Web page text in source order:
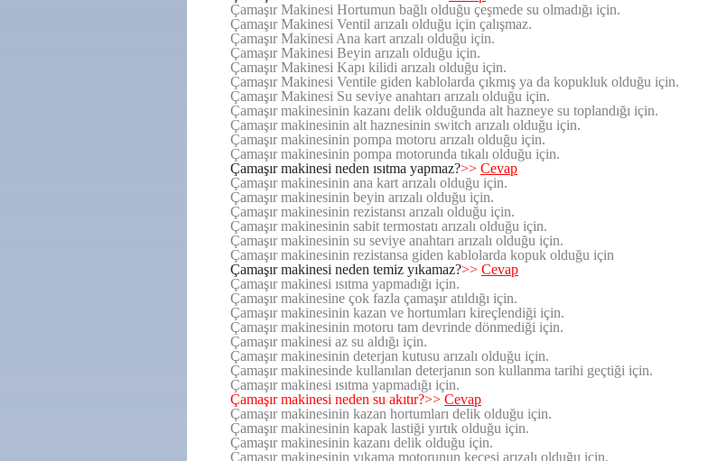
Çamaşır Makinesi Hortumun bağlı olduğu çeşmede su olmadığı için.
Çamaşır Makinesi Ventil arızalı olduğu için çalışmaz.
Çamaşır Makinesi Ana kart arızalı olduğu için.
Çamaşır Makinesi Beyin arızalı olduğu için.
Çamaşır Makinesi Kapı kilidi arızalı olduğu için.
Çamaşır Makinesi Ventile giden kablolarda çıkmış ya da kopukluk olduğu için.
Çamaşır Makinesi Su seviye anahtarı arızalı olduğu için.
Çamaşır makinesinin kazanı delik olduğunda alt hazneye su toplandığı için.
Çamaşır makinesinin alt haznesinin switch arızalı olduğu için.
Çamaşır makinesinin pompa motoru arızalı olduğu için.
Çamaşır makinesinin pompa motorunda tıkalı olduğu için.
Çamaşır makinesi neden ısıtma yapmaz?>> Cevap
Çamaşır makinesinin ana kart arızalı olduğu için.
Çamaşır makinesinin beyin arızalı olduğu için.
Çamaşır makinesinin rezistansı arızalı olduğu için.
Çamaşır makinesinin sabit termostatı arızalı olduğu için.
Çamaşır makinesinin su seviye anahtarı arızalı olduğu için.
Çamaşır makinesinin rezistansa giden kablolarda kopuk olduğu için
Çamaşır makinesi neden temiz yıkamaz?>> Cevap
Çamaşır makinesi ısıtma yapmadığı için.
Çamaşır makinesine çok fazla çamaşır atıldığı için.
Çamaşır makinesinin kazan ve hortumları kireçlendiği için.
Çamaşır makinesinin motoru tam devrinde dönmediği için.
Çamaşır makinesi az su aldığı için.
Çamaşır makinesinin deterjan kutusu arızalı olduğu için.
Çamaşır makinesinde kullanılan deterjanın son kullanma tarihi geçtiği için.
Çamaşır makinesi ısıtma yapmadığı için.
Çamaşır makinesi neden su akıtır?>> Cevap
Çamaşır makinesinin kazan hortumları delik olduğu için.
Çamaşır makinesinin kapak lastiği yırtık olduğu için.
Çamaşır makinesinin kazanı delik olduğu için.
Çamaşır makinesinin yıkama motorunun keçesi arızalı olduğu için.